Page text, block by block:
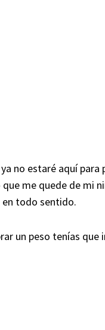
no estaré aquí
me quede de mi
en todo sentido.
un peso tenías que